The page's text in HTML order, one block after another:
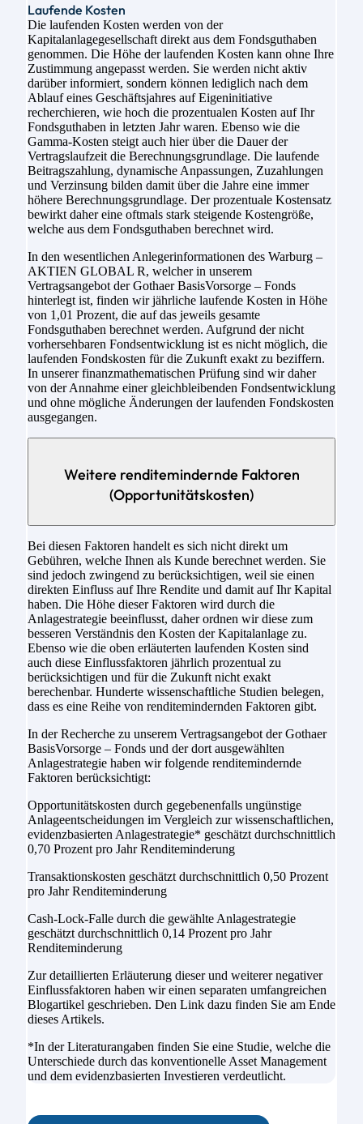
Laufende Kosten
Die laufenden Kosten werden von der
Kapitalanlagegesellschaft direkt aus dem Fondsguthaben
genommen. Die Höhe der laufenden Kosten kann ohne Ihre
Zustimmung angepasst werden. Sie werden nicht aktiv
darüber informiert, sondern können lediglich nach dem
Ablauf eines Geschäftsjahres auf Eigeninitiative
recherchieren, wie hoch die prozentualen Kosten auf Ihr
Fondsguthaben in letzten Jahr waren. Ebenso wie die
Gamma-Kosten steigt auch hier über die Dauer der
Vertragslaufzeit die Berechnungsgrundlage. Die laufende
Beitragszahlung, dynamische Anpassungen, Zuzahlungen
und Verzinsung bilden damit über die Jahre eine immer
höhere Berechnungsgrundlage. Der prozentuale Kostensatz
bewirkt daher eine oftmals stark steigende Kostengröße,
welche aus dem Fondsguthaben berechnet wird.
In den wesentlichen Anlegerinformationen des Warburg –
AKTIEN GLOBAL R, welcher in unserem
Vertragsangebot der Gothaer BasisVorsorge – Fonds
hinterlegt ist, finden wir jährliche laufende Kosten in Höhe
von 1,01 Prozent, die auf das jeweils gesamte
Fondsguthaben berechnet werden. Aufgrund der nicht
vorhersehbaren Fondsentwicklung ist es nicht möglich, die
laufenden Fondskosten für die Zukunft exakt zu beziffern.
In unserer finanzmathematischen Prüfung sind wir daher
von der Annahme einer gleichbleibenden Fondsentwicklung
und ohne mögliche Änderungen der laufenden Fondskosten
ausgegangen.
Weitere renditemindernde Faktoren
(Opportunitätskosten)
Bei diesen Faktoren handelt es sich nicht direkt um
Gebühren, welche Ihnen als Kunde berechnet werden. Sie
sind jedoch zwingend zu berücksichtigen, weil sie einen
direkten Einfluss auf Ihre Rendite und damit auf Ihr Kapital
haben. Die Höhe dieser Faktoren wird durch die
Anlagestrategie beeinflusst, daher ordnen wir diese zum
besseren Verständnis den Kosten der Kapitalanlage zu.
Ebenso wie die oben erläuterten laufenden Kosten sind
auch diese Einflussfaktoren jährlich prozentual zu
berücksichtigen und für die Zukunft nicht exakt
berechenbar. Hunderte wissenschaftliche Studien belegen,
dass es eine Reihe von renditemindernden Faktoren gibt.
In der Recherche zu unserem Vertragsangebot der Gothaer
BasisVorsorge – Fonds und der dort ausgewählten
Anlagestrategie haben wir folgende renditemindernde
Faktoren berücksichtigt:
Opportunitätskosten durch gegebenenfalls ungünstige
Anlageentscheidungen im Vergleich zur wissenschaftlichen,
evidenzbasierten Anlagestrategie* geschätzt durchschnittlich
0,70 Prozent pro Jahr Renditeminderung
Transaktionskosten geschätzt durchschnittlich 0,50 Prozent
pro Jahr Renditeminderung
Cash-Lock-Falle durch die gewählte Anlagestrategie
geschätzt durchschnittlich 0,14 Prozentpro Jahr
Renditeminderung
Zur detaillierten Erläuterung dieser und weiterer negativer
Einflussfaktoren haben wir einen separaten umfangreichen
Blogartikel geschrieben. Den Link dazu finden Sie am Ende
dieses Artikels.
*In der Literaturangaben finden Sie eine Studie, welche die
Unterschiede durch das konventionelle Asset Management
und dem evidenzbasierten Investieren verdeutlicht.